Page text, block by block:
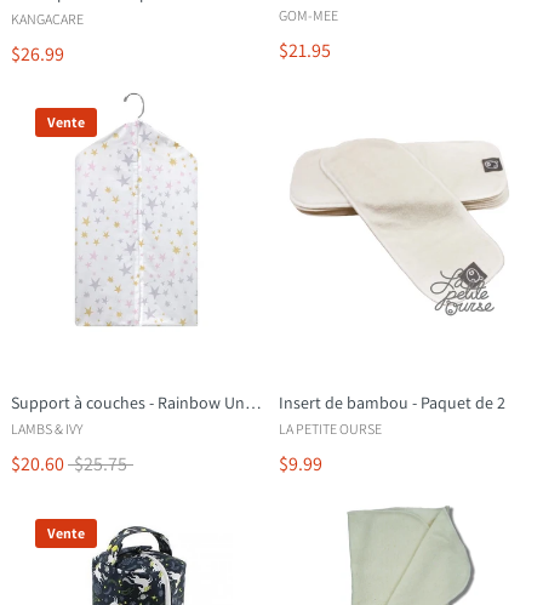
KANGACARE
$26.99
GOM-MEE
$21.95
Vente
Support à couches - Rainbow Unicorn
LAMBS & IVY
$20.60 $25.75
Insert de bambou - Paquet de 2
LA PETITE OURSE
$9.99
Vente